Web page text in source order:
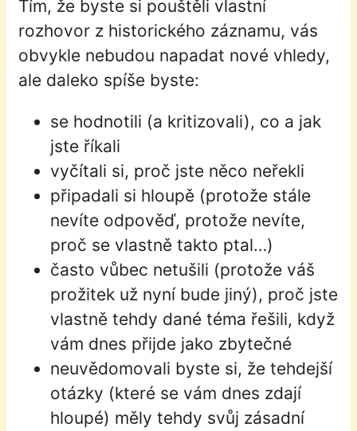
Tím, že byste si pouštěli vlastní
rozhovor z historického záznamu, vás
obvykle nebudou napadat nové vhledy,
ale daleko spíše byste:
se hodnotili (a kritizovali), co a jak
jste říkali
vyčítali si, proč jste něco neřekli
připadali si hloupě (protože stále
nevíte odpověď, protože nevíte,
proč se vlastně takto ptal…)
často vůbec netušili (protože váš
prožitek už nyní bude jiný), proč jste
vlastně tehdy dané téma řešili, když
vám dnes přijde jako zbytečné
neuvědomovali byste si, že tehdejší
otázky (které se vám dnes zdají
hloupé) měly tehdy svůj zásadní